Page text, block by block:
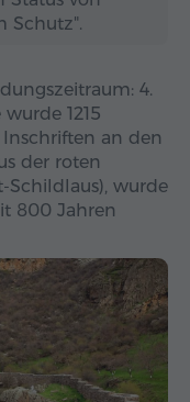
Schutz".
4.
1215
an den
der roten
Schildlaus), wurde
800 Jahren